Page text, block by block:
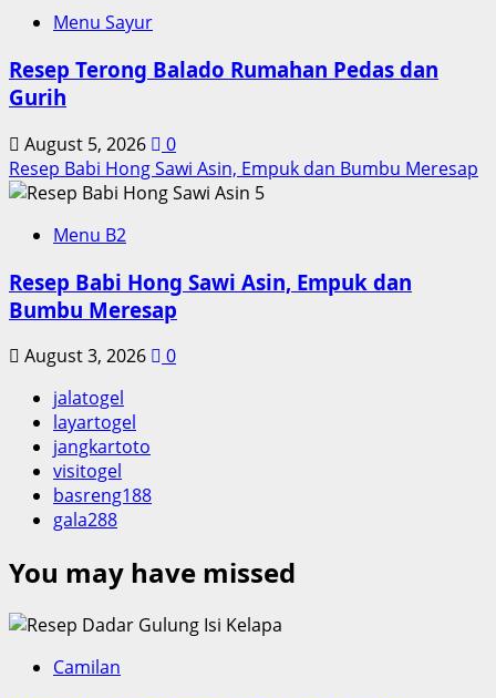
Menu Sayur
Resep Terong Balado Rumahan Pedas dan
Gurih
August 5, 2026
0
Resep Babi Hong Sawi Asin, Empuk dan Bumbu Meresap
5
Menu B2
Resep Babi Hong Sawi Asin, Empuk dan
Bumbu Meresap
August 3, 2026
0
jalatogel
layartogel
jangkartoto
visitogel
basreng188
gala288
You may have missed
Camilan